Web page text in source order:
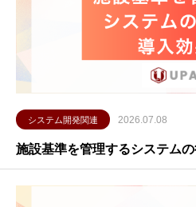
システム開発関連 2026.07.08
施設基準を管理するシステム